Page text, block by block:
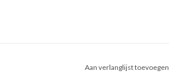
Aan verlanglijst toevoegen